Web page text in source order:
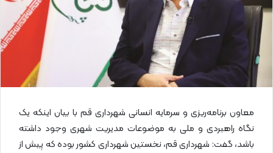
ی
ل
معاون برنامه‌ریزی و سرمایه انسانی شهرداری قم با بیان اینکه یک
نگاه راهبردی و ملی به موضوعات مدیریت شهری وجود داشته
باشد، گفت: شهرداری قم، نخستین شهرداری کشور بوده که پیش از